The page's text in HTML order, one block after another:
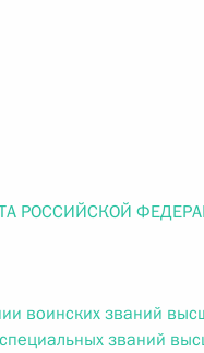
РОССИЙСКОЙ
воинских званий
званий